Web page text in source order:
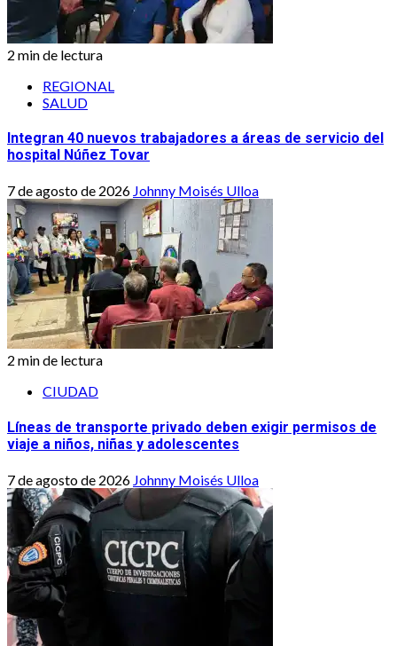
2 min de lectura
REGIONAL
SALUD
Integran 40 nuevos trabajadores a áreas de servicio del
hospital Núñez Tovar
7 de agosto de 2026 Johnny Moisés Ulloa
2 min de lectura
CIUDAD
Líneas de transporte privado deben exigir permisos de
viaje a niños, niñas y adolescentes
7 de agosto de 2026 Johnny Moisés Ulloa